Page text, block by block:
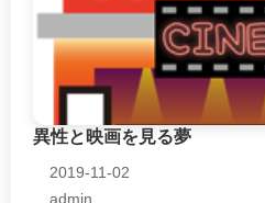
異性と映画を見る夢
2019-11-02
admin